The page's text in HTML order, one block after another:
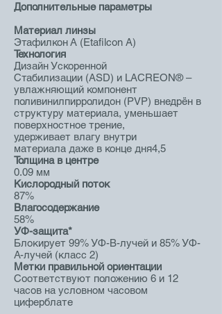
Дополнительные параметры
Материал линзы
Этафилкон А (Etafilcon A)
Технология
Дизайн Ускоренной
Стабилизации (ASD) и LACREON® –
увлажняющий компонент
поливинилпирролидон (PVP) внедрён в
структуру материала, уменьшает
поверхностное трение,
удерживает влагу внутри
материала даже в конце дня4,5
Толщина в центре
0.09 мм
Кислородный поток
87%
Влагосодержание
58%
УФ-защита*
Блокирует 99% УФ-В-лучей и 85% УФ-
А-лучей (класс 2)
Метки правильной ориентации
Соответствуют положению 6 и 12
часов на условном часовом
циферблате